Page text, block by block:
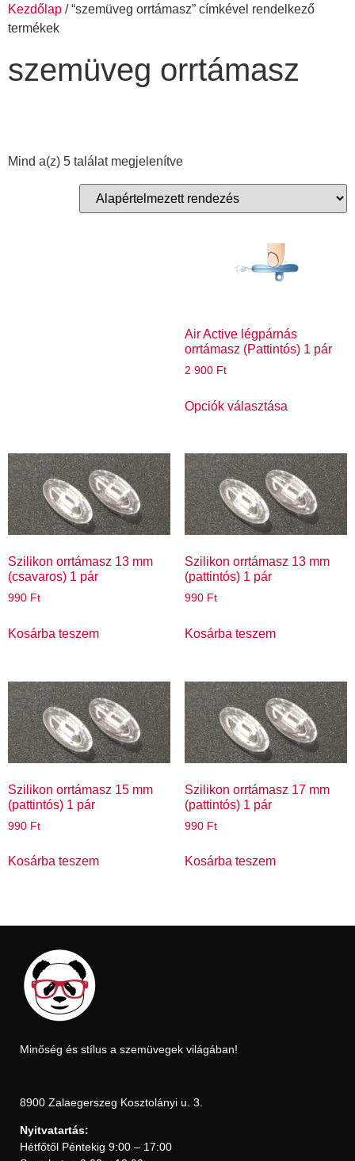
Kezdőlap / “szemüveg orrtámasz” címkével rendelkező
termékek
szemüveg orrtámasz
Mind a(z) 5 találat megjelenítve
Air Active légpárnás
orrtámasz (Pattintós) 1 pár
2 900 Ft
Opciók választása
Szilikon orrtámasz 13 mm
(csavaros) 1 pár
990 Ft
Kosárba teszem
Szilikon orrtámasz 13 mm
(pattintós) 1 pár
990 Ft
Kosárba teszem
Szilikon orrtámasz 15 mm
(pattintós) 1 pár
990 Ft
Kosárba teszem
Szilikon orrtámasz 17 mm
(pattintós) 1 pár
990 Ft
Kosárba teszem
Minőség és stílus a szemüvegek világában!
8900 Zalaegerszeg Kosztolányi u. 3.
Nyitvatartás:
Hétfőtől Péntekig 9:00 – 17:00